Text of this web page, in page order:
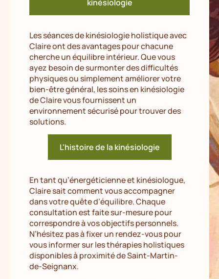
kinésiologie
Les séances de kinésiologie holistique avec
Claire ont des avantages pour chacune
cherche un équilibre intérieur. Que vous
ayez besoin de surmonter des difficultés
physiques ou simplement améliorer votre
bien-être général, les soins en kinésiologie
de Claire vous fournissent un
environnement sécurisé pour trouver des
solutions.
L'histoire de la kinésiologie
En tant qu’énergéticienne et kinésiologue,
Claire sait comment vous accompagner
dans votre quête d’équilibre. Chaque
consultation est faite sur-mesure pour
correspondre à vos objectifs personnels.
N’hésitez pas à fixer un rendez-vous pour
vous informer sur les thérapies holistiques
disponibles à proximité de Saint-Martin-
de-Seignanx.